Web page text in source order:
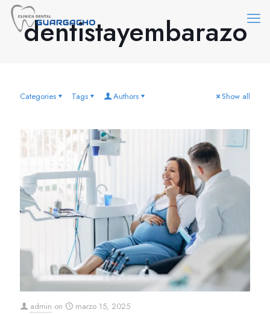
dentistayembarazo
Categories Tags Authors Show all
admin on marzo 15, 2025